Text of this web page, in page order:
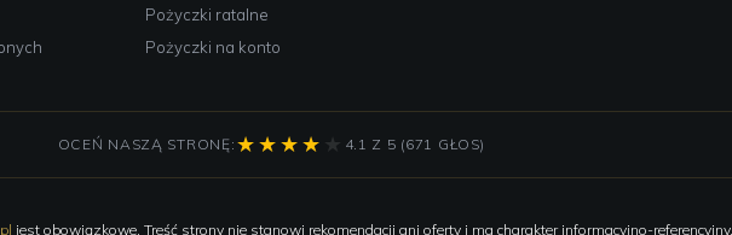
Pożyczki ratalne
Pożyczki na konto
OCEŃ NASZĄ STRONĘ: 4.1 Z 5 (671 GŁOS)
jest obowiązkowe. Treść strony nie stanowi rekomendacji ani oferty i ma charakter informacyjno-referencyjny.